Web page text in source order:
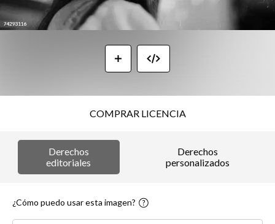
COMPRAR LICENCIA
Derechos
editoriales
Derechos
personalizados
¿Cómo puedo usar esta imagen?